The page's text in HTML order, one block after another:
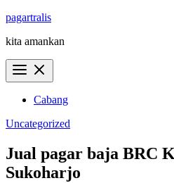
Skip
content
pagartralis
kita amankan
Cabang
Uncategorized
Jual pagar baja BRC
Sukoharjo